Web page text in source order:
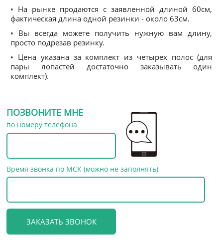
• На рынке продаются с заявленной длиной 60см,
фактическая длина одной резинки - около 63см.
• Вы всегда можете получить нужную вам длину,
просто подрезав резинку.
• Цена указана за комплект из четырех полос (для
пары лопастей достаточно заказывать один
комплект).
ПОЗВОНИТЕ МНЕ
по номеру телефона
Время звонка по МСК (можно не заполнять)